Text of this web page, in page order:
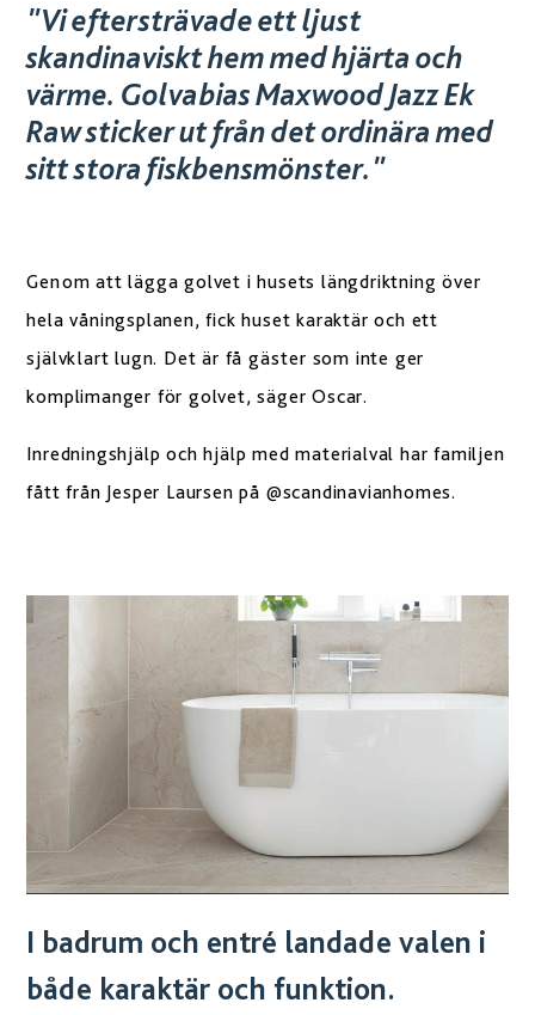
"Vi eftersträvade ett ljust
skandinaviskt hem med hjärta och
värme. Golvabias Maxwood Jazz Ek
Raw sticker ut från det ordinära med
sitt stora fiskbensmönster."
Genom att lägga golvet i husets längdriktning över
hela våningsplanen, fick huset karaktär och ett
självklart lugn. Det är få gäster som inte ger
komplimanger för golvet, säger Oscar.
Inredningshjälp och hjälp med materialval har familjen
fått från Jesper Laursen på @scandinavianhomes.
I badrum och entré landade valen i
både karaktär och funktion.